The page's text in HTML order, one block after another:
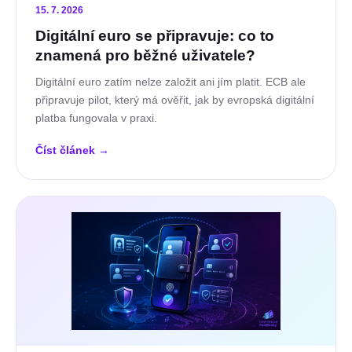
15. 7. 2026
Digitální euro se připravuje: co to
znamená pro běžné uživatele?
Digitální euro zatím nelze založit ani jím platit. ECB ale
připravuje pilot, který má ověřit, jak by evropská digitální
platba fungovala v praxi.
Číst článek →